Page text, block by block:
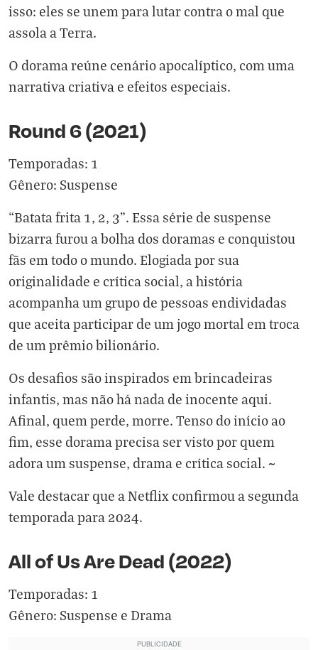
isso: eles se unem para lutar contra o mal que
assola a Terra.
O dorama reúne cenário apocalíptico, com uma
narrativa criativa e efeitos especiais.
Round 6 (2021)
Temporadas: 1
Gênero: Suspense
“Batata frita 1, 2, 3”. Essa série de suspense
bizarra furou a bolha dos doramas e conquistou
fãs em todo o mundo. Elogiada por sua
originalidade e crítica social, a história
acompanha um grupo de pessoas endividadas
que aceita participar de um jogo mortal em troca
de um prêmio bilionário.
Os desafios são inspirados em brincadeiras
infantis, mas não há nada de inocente aqui.
Afinal, quem perde, morre. Tenso do início ao
fim, esse dorama precisa ser visto por quem
adora um suspense, drama e crítica social. ~
Vale destacar que a Netflix confirmou a segunda
temporada para 2024.
All of Us Are Dead (2022)
Temporadas: 1
Gênero: Suspense e Drama